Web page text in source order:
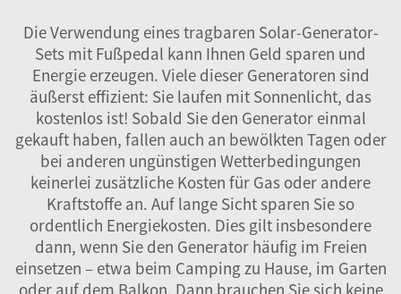
Die Verwendung eines tragbaren Solar-Generator-
Sets mit Fußpedal kann Ihnen Geld sparen und
Energie erzeugen. Viele dieser Generatoren sind
äußerst effizient: Sie laufen mit Sonnenlicht, das
kostenlos ist! Sobald Sie den Generator einmal
gekauft haben, fallen auch an bewölkten Tagen oder
bei anderen ungünstigen Wetterbedingungen
keinerlei zusätzliche Kosten für Gas oder andere
Kraftstoffe an. Auf lange Sicht sparen Sie so
ordentlich Energiekosten. Dies gilt insbesondere
dann, wenn Sie den Generator häufig im Freien
einsetzen – etwa beim Camping zu Hause, im Garten
oder auf dem Balkon. Dann brauchen Sie sich keine